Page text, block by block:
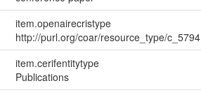
item.openairecristype
http://purl.org/coar/resource_type/c_5794
item.cerifentitytype
Publications